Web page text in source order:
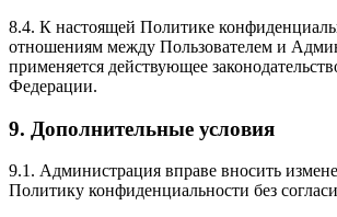
8.4. К настоящей Политике
отношениям между Пользователем и
применяется действующее
Федерации.
9. Дополнительные условия
9.1. Администрация вправе вносить
Политику конфиденциальности без